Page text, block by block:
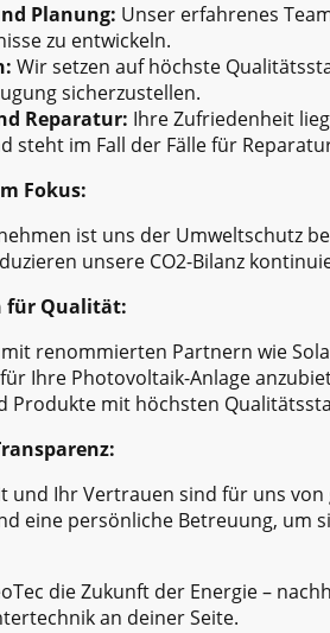
Planung: Unser erfahrenes
zu entwickeln.
Wir setzen auf höchste
sicherzustellen.
Reparatur: Ihre Zufriedenheit
steht im Fall der Fälle für
Fokus:
ist uns der Umweltschutz
unsere CO2-Bilanz
für Qualität:
renommierten Partnern wie
Ihre Photovoltaik-Anlage
Produkte mit höchsten
und Ihr Vertrauen sind für uns
eine persönliche Betreuung, um
die Zukunft der Energie –
an deiner Seite.